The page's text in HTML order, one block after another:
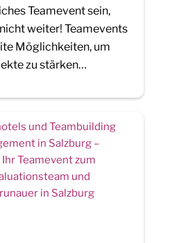
Teamevent sein,
weiter! Teamevents
Möglichkeiten, um
zu stärken…